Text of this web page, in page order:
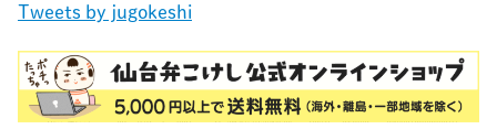
Tweets by jugokeshi